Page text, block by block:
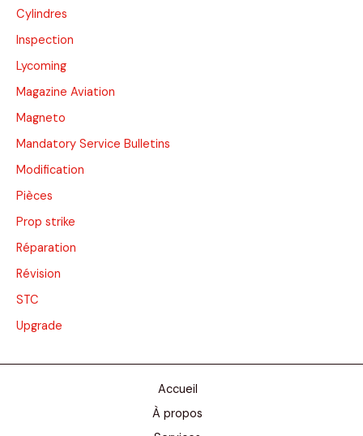
Cylindres
Inspection
Lycoming
Magazine Aviation
Magneto
Mandatory Service Bulletins
Modification
Pièces
Prop strike
Réparation
Révision
STC
Upgrade
Accueil
À propos